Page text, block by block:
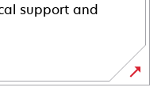
support and